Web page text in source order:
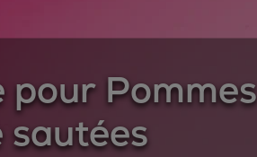
pour Pommes
sautées